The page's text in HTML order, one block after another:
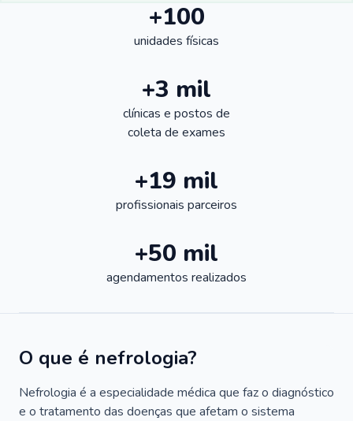
+100
unidades físicas
+3 mil
clínicas e postos de
coleta de exames
+19 mil
profissionais parceiros
+50 mil
agendamentos realizados
O que é nefrologia?
Nefrologia é a especialidade médica que faz o diagnóstico
e o tratamento das doenças que afetam o sistema